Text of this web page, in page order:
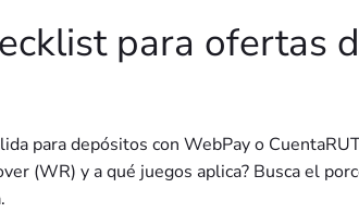
para ofertas
para depósitos con WebPay o
(WR) y a qué juegos aplica? Busca el